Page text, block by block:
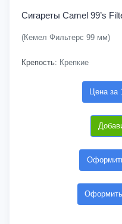
Сигареты Camel 99’s
(Кемел Фильтерс 99 мм)
Крепость: Крепкие
Цена за
Оформить